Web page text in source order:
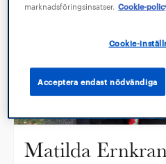
Matilda
marknadsföringsinsatser. Cookie-
Cookie-
Acceptera endast nödvändiga